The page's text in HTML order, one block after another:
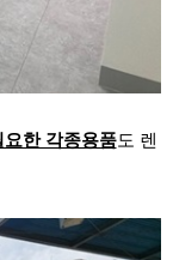
요한 각종용품도 렌